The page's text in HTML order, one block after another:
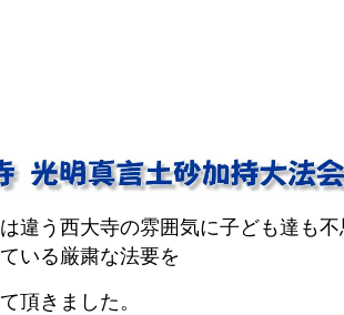
違う西大寺の雰囲気に子ども達も
いる厳粛な法要を
頂きました。